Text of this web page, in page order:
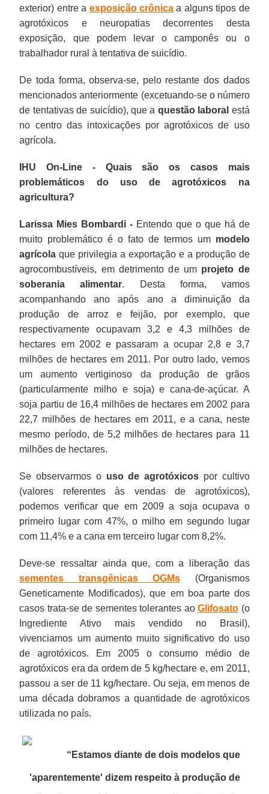
exterior) entre a exposição crônica a alguns tipos de
agrotóxicos e neuropatias decorrentes desta
exposição, que podem levar o camponês ou o
trabalhador rural à tentativa de suicídio.
De toda forma, observa-se, pelo restante dos dados
mencionados anteriormente (excetuando-se o número
de tentativas de suicídio), que a questão laboral está
no centro das intoxicações por agrotóxicos de uso
agrícola.
IHU On-Line - Quais são os casos mais
problemáticos do uso de agrotóxicos na
agricultura?
Larissa Mies Bombardi - Entendo que o que há de
muito problemático é o fato de termos um modelo
agrícola que privilegia a exportação e a produção de
agrocombustíveis, em detrimento de um projeto de
soberania alimentar. Desta forma, vamos
acompanhando ano após ano a diminuição da
produção de arroz e feijão, por exemplo, que
respectivamente ocupavam 3,2 e 4,3 milhões de
hectares em 2002 e passaram a ocupar 2,8 e 3,7
milhões de hectares em 2011. Por outro lado, vemos
um aumento vertiginoso da produção de grãos
(particularmente milho e soja) e cana-de-açúcar. A
soja partiu de 16,4 milhões de hectares em 2002 para
22,7 milhões de hectares em 2011, e a cana, neste
mesmo período, de 5,2 milhões de hectares para 11
milhões de hectares.
Se observarmos o uso de agrotóxicos por cultivo
(valores referentes às vendas de agrotóxicos),
podemos verificar que em 2009 a soja ocupava o
primeiro lugar com 47%, o milho em segundo lugar
com 11,4% e a cana em terceiro lugar com 8,2%.
Deve-se ressaltar ainda que, com a liberação das
sementes transgênicas OGMs (Organismos
Geneticamente Modificados), que em boa parte dos
casos trata-se de sementes tolerantes aoGlifosato (o
Ingrediente Ativo mais vendido no Brasil),
vivenciamos um aumento muito significativo do uso
de agrotóxicos. Em 2005 o consumo médio de
agrotóxicos era da ordem de 5 kg/hectare e, em 2011,
passou a ser de 11 kg/hectare. Ou seja, em menos de
uma década dobramos a quantidade de agrotóxicos
utilizada no país.
“Estamos diante de dois modelos que
'aparentemente' dizem respeito à produção de